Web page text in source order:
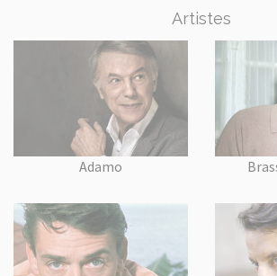
Artistes
Adamo